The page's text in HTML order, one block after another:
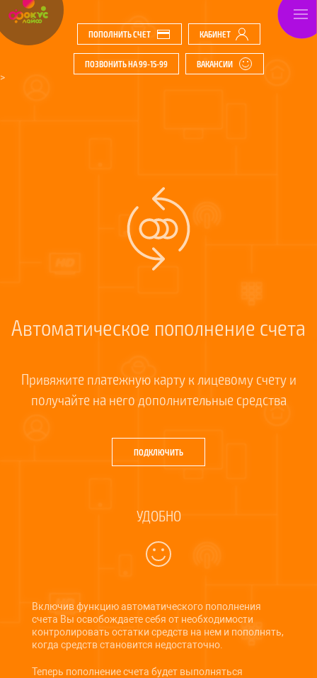
>
ПОПОЛНИТЬ СЧЕТ КАБИНЕТ
ПОЗВОНИТЬ НА 99-15-99 ВАКАНСИИ
Автоматическое пополнение счета
Привяжите платежную карту к лицевому счету и
получайте на него дополнительные средства
ПОДКЛЮЧИТЬ
УДОБНО
Включив функцию автоматического пополнения
счета Вы освобождаете себя от необходимости
контролировать остатки средств на нем и пополнять,
когда средств становится недостаточно.
Теперь пополнение счета будет выполняться